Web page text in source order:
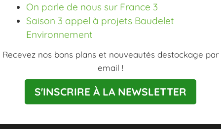
On parle de nous sur France 3
Saison 3 appel à projets Baudelet
Environnement
Recevez nos bons plans et nouveautés destockage par
email !
S'INSCRIRE À LA NEWSLETTER